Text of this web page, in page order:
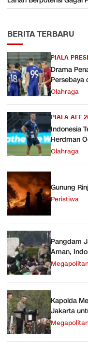
BERITA TERBARU
PIALA
Drama
Persebaya
Olahraga
PIALA AFF
Indonesia
Herdman
Olahraga
Gunung
Peristiwa
Pangdam
Aman,
Megapolitan
Kapolda
Jakarta
Megapolitan